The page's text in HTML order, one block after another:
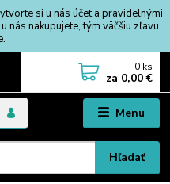
si u nás účet a pravidelnými
nás nakupujete, tým väčšiu zľavu
Menu
Hľadať
0 ks
za 0,00 €